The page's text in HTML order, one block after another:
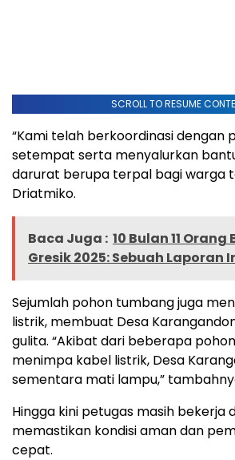
SCROLL TO RESUME
“Kami telah berkoordinasi dengan
setempat serta menyalurkan
darurat berupa terpal bagi warga
Driatmiko.
Baca Juga : 10 Bulan 11
Gresik 2025: Sebuah Laporan
Sejumlah pohon tumbang juga
listrik, membuat Desa
gulita. “Akibat dari beberapa
menimpa kabel listrik, Desa
sementara mati lampu,”
Hingga kini petugas masih bekerja
memastikan kondisi aman dan
cepat.